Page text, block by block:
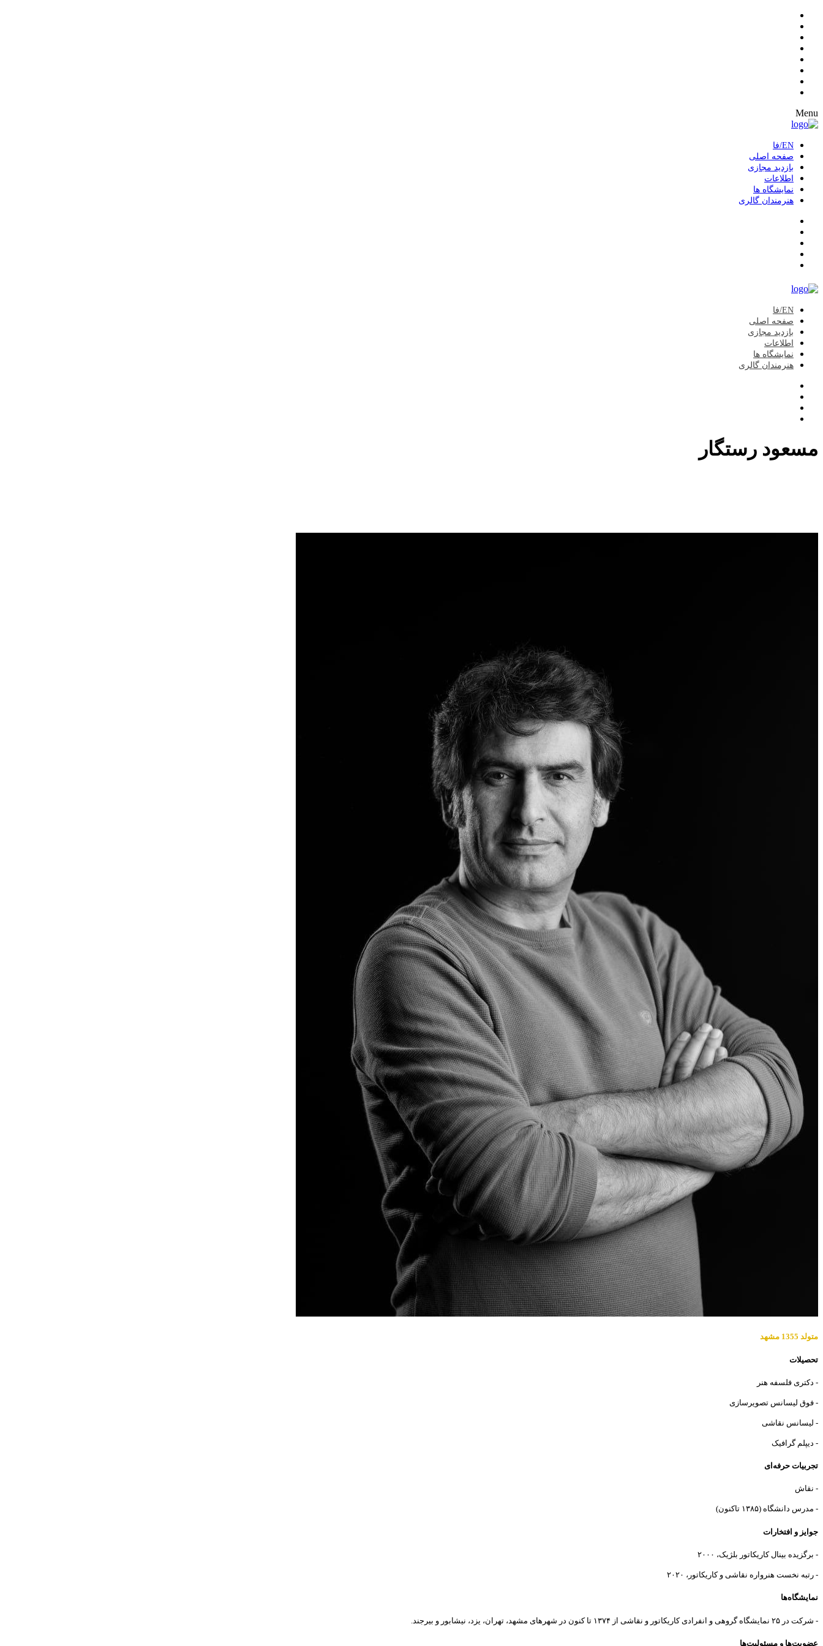
Menu
EN/فا
صفحه اصلی
بازدید مجازی
اطلاعات
نمایشگاه ها
هنرمندان گالری
EN/فا
صفحه اصلی
بازدید مجازی
اطلاعات
نمایشگاه ها
هنرمندان گالری
مسعود رستگار
متولد 1355 مشهد
تحصیلات
- دکتری فلسفه هنر
- فوق لیسانس تصویرسازی
- لیسانس نقاشی
- دیپلم گرافیک
تجربیات حرفه‌ای
- نقاش
- مدرس دانشگاه (۱۳۸۵ تاکنون)
جوایز و افتخارات
- برگزیده بینال کاریکاتور بلژیک، ۲۰۰۰
- رتبه نخست هنرواره نقاشی و کاریکاتور، ۲۰۲۰
نمایشگاه‌ها
- شرکت در ۲۵ نمایشگاه گروهی و انفرادی کاریکاتور و نقاشی از ۱۳۷۴ تا کنون در شهرهای مشهد، تهران، یزد، نیشابور و بیرجند.
عضویت‌ها و مسئولیت‌ها